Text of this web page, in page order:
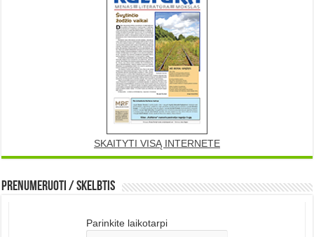
SKAITYTI VISĄ INTERNETE
Prenumeruoti / Skelbtis
Parinkite laikotarpi